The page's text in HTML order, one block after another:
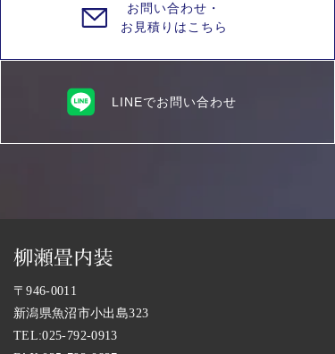
お問い合わせ・
お見積りはこちら
LINEでお問い合わせ
〒946-0011
新潟県魚沼市小出島323
TEL:025-792-0913